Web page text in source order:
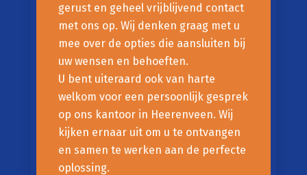
gerust en geheel vrijblijvend contact
met ons op. Wij denken graag met u
mee over de opties die aansluiten bij
uw wensen en behoeften.
U bent uiteraard ook van harte
welkom voor een persoonlijk gesprek
op ons kantoor in Heerenveen. Wij
kijken ernaar uit om u te ontvangen
en samen te werken aan de perfecte
oplossing.